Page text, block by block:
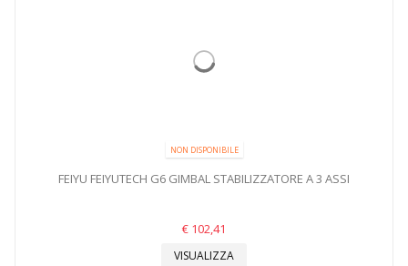
NON DISPONIBILE
FEIYU FEIYUTECH G6 GIMBAL STABILIZZATORE A 3 ASSI
€ 102,41
VISUALIZZA